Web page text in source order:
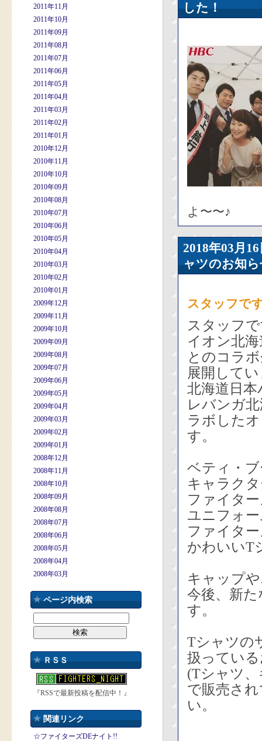
2011年11月
2011年10月
2011年09月
2011年08月
2011年07月
2011年06月
2011年05月
2011年04月
2011年03月
2011年02月
2011年01月
2010年12月
2010年11月
2010年10月
2010年09月
2010年08月
2010年07月
2010年06月
2010年05月
2010年04月
2010年03月
2010年02月
2010年01月
2009年12月
2009年11月
2009年10月
2009年09月
2009年08月
2009年07月
2009年06月
2009年05月
2009年04月
2009年03月
2009年02月
2009年01月
2008年12月
2008年11月
2008年10月
2008年09月
2008年08月
2008年07月
2008年06月
2008年05月
2008年04月
2008年03月
ページ内検索
ＲＳＳ
『RSSで最新投稿を配信中！』
関連リンク
☆ファイターズDEナイト!!
した！
よ〜〜♪
2018年03
ャツのお知
スタッフで
スタッフ
イオン北
とのコラ
展開して
北海道日
レバンガ
ラボした
す。
ベティ・
キャラク
ファイタ
ユニフォ
ファイタ
かわいいT
キャップ
今後、新
す。
Tシャツの
扱ってい
(Tシャツ
で販売さ
い。